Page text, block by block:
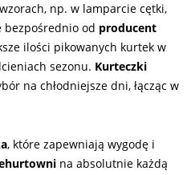
np. w lamparcie cętki,
bezpośrednio od producent
ilości pikowanych kurtek w
sezonu. Kurteczki
na chłodniejsze dni, łącząc w
, które zapewniają wygodę i
na absolutnie każdą